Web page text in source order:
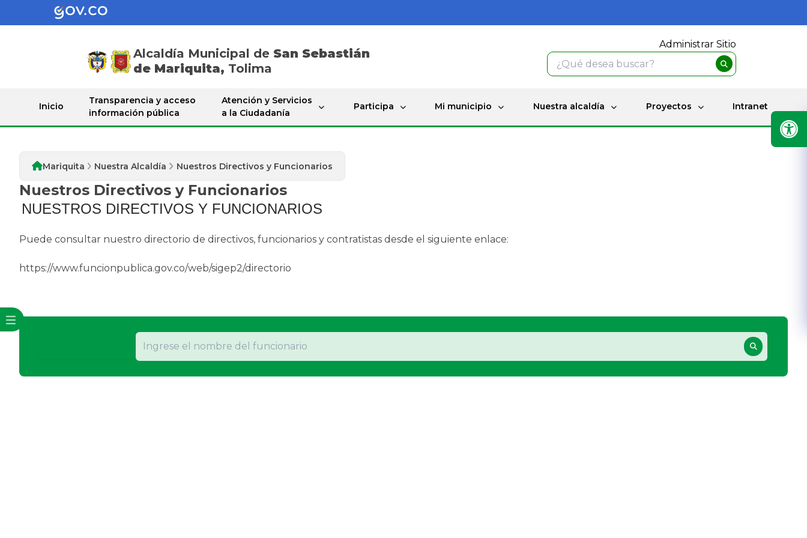
Alcaldía Municipal de San Sebastián
de Mariquita, Tolima
Administrar Sitio
Inicio
Transparencia y acceso
información pública
Atención y Servicios
a la Ciudadanía
Participa Mi municipio Nuestra alcaldía Proyectos Intranet
Nuestra Alcaldia
Mariquita Nuestra Alcaldía Nuestros Directivos y Funcionarios
Nuestros Directivos y Funcionarios
NUESTROS DIRECTIVOS Y FUNCIONARIOS
Puede consultar nuestro directorio de directivos, funcionarios y contratistas desde el siguiente enlace:
https://www.funcionpublica.gov.co/web/sigep2/directorio​